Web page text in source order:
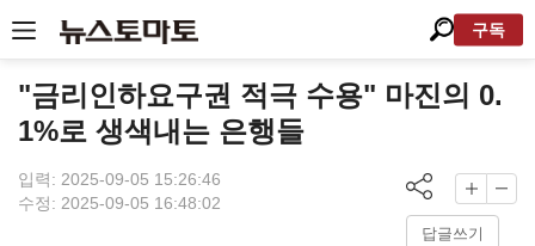
구독
"금리인하요구권 적극 수용" 마진의 0.
1%로 생색내는 은행들
입력: 2025-09-05 15:26:46
수정: 2025-09-05 16:48:02
답글쓰기